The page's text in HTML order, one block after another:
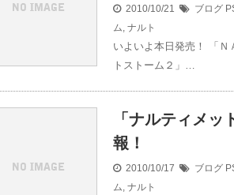
2010/10/21 ブログ
ム, ナルト
いよいよ本日発売！ 「Ｎ
トストーム２」…
「ナルティメ
報！
2010/10/17 ブログ
ム, ナルト